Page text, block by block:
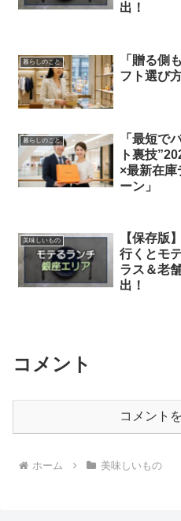
出！
暮らしのこと
「贈る側
フト選び
暮らしのこと
「最短で
ト裏技
×最新在庫
ーン」
美味しいもの
【保存版
行くとモ
ラス＆老
出！
コメント
コメント
ホーム 美味しいもの